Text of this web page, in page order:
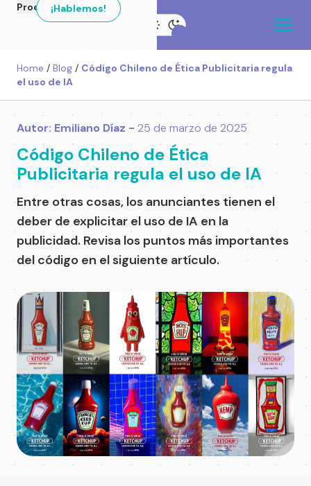
Productos¡Hablemos!
Home / Blog / Código Chileno de Ética Publicitaria regula
el uso de IA
Autor: Emiliano Díaz - 25 de marzo de 2025
Código Chileno de Ética
Publicitaria regula el uso de IA
Entre otras cosas, los anunciantes tienen el
deber de explicitar el uso de IA en la
publicidad. Revisa los puntos más importantes
del código en el siguiente artículo.